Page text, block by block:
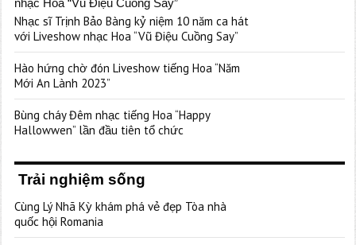
Nhạc sĩ Trịnh Bảo Bàng kỷ niệm 10 năm ca hát
với Liveshow nhạc Hoa “Vũ Điệu Cuồng Say”
Hào hứng chờ đón Liveshow tiếng Hoa “Năm
Mới An Lành 2023”
Bùng cháy Đêm nhạc tiếng Hoa “Happy
Hallowwen” lần đầu tiên tổ chức
Trải nghiệm sống
Cùng Lý Nhã Kỳ khám phá vẻ đẹp Tòa nhà
quốc hội Romania